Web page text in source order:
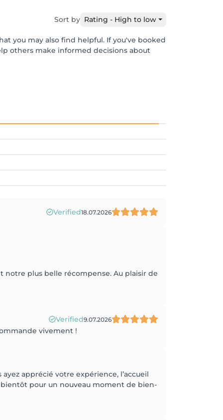
Sort by Rating - High to low
you may also find helpful. If you've booked
others make informed decisions about
Verified18.07.2026
notre plus belle récompense. Au plaisir de
Verified9.07.2026
vivement !
apprécié votre expérience, l’accueil
bientôt pour un nouveau moment de bien-